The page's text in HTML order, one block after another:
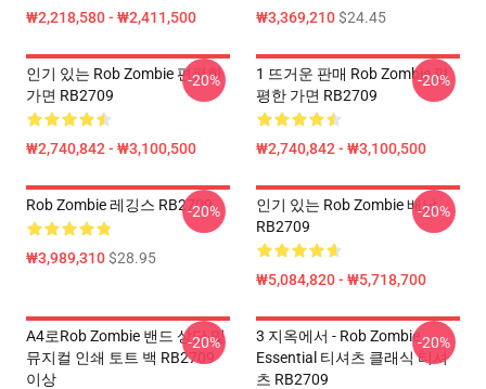
₩2,218,580 - ₩2,411,500 ₩3,369,210$24.45
인기 있는 Rob Zombie 편평한
가면 RB2709
₩2,740,842 - ₩3,100,500
-20%
1 뜨거운 판매 Rob Zombie 편
평한 가면 RB2709
₩2,740,842 - ₩3,100,500
-20%
Rob Zombie 레깅스 RB2709
₩3,989,310$28.95
-20%
인기 있는 Rob Zombie 배낭
RB2709
₩5,084,820 - ₩5,718,700
-20%
A4로rob Zombie 밴드 상단 및
뮤지컬 인쇄 토트 백 RB2709
이상
-20%
3 지옥에서 - Rob Zombie
Essential 티셔츠 클래식 티셔
츠 RB2709
-20%